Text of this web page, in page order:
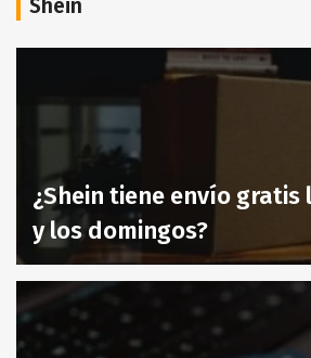
Shein
¿Shein tiene envío gratis
y los domingos?